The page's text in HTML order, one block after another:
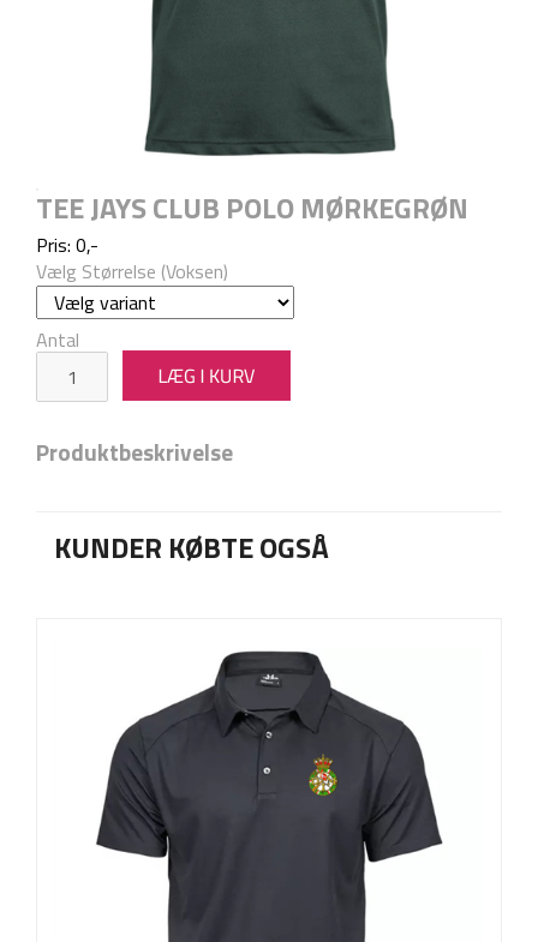
TEE JAYS CLUB POLO MØRKEGRØN
Pris: 0,-
Vælg Størrelse (Voksen)
Antal
Produktbeskrivelse
KUNDER KØBTE OGSÅ